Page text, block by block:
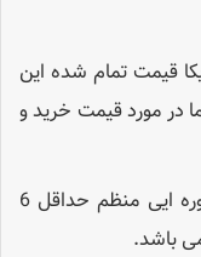
قیمت تمام شده این
در مورد قیمت خرید و
راه های جلوگیری از این عیب سرویس دوره ایی منظم حداقل 6
باشد.